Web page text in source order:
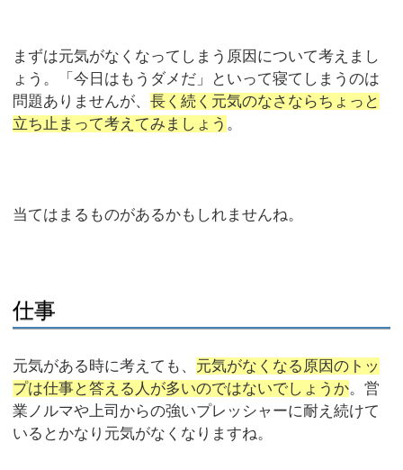
まずは元気がなくなってしまう原因について考えまし
ょう。「今日はもうダメだ」といって寝てしまうのは
問題ありませんが、長く続く元気のなさならちょっと
立ち止まって考えてみましょう 。
当てはまるものがあるかもしれませんね。
仕事
元気がある時に考えても、 元気がなくなる原因のトッ
プは仕事と答える人が多いのではないでしょうか。営
業ノルマや上司からの強いプレッシャーに耐え続けて
いるとかなり元気がなくなりますね。